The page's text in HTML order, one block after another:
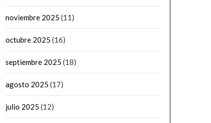
noviembre 2025 (11)
octubre 2025 (16)
septiembre 2025 (18)
agosto 2025 (17)
julio 2025 (12)